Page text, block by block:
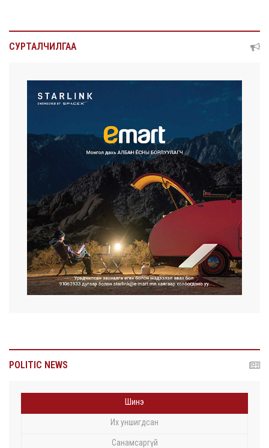
СУРТАЛЧИЛГАА
POLITIC NEWS
Шинэ
Их уншигдсан
Санамсаргүй